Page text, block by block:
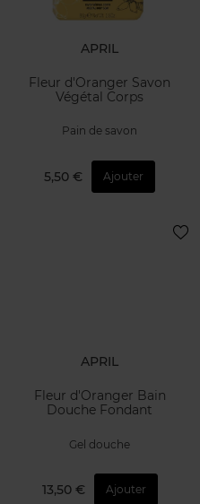
APRIL
Fleur d'Oranger Savon
Végétal Corps
Pain de savon
5,50 € Ajouter
APRIL
Fleur d'Oranger Bain
Douche Fondant
Gel douche
13,50 € Ajouter